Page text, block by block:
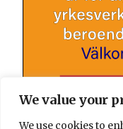
We value your
We use cookies to